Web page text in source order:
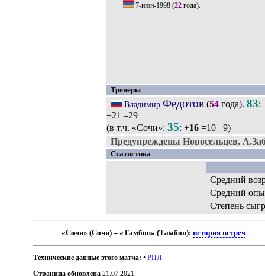
7-июн-1998(22года).
Тренеры
Владимир Федотов(54года). 83:
=21 –29
(в т.ч. «Сочи»: 35: +16 =10 –9)
Предупреждены Новосельцев,
Статистика
Средний
Средний
Степень
«Сочи» (Сочи) – «Тамбов» (Тамбов):история встреч
Технические данные этого матча: •РПЛ
Страница обновлена 21.07.2021